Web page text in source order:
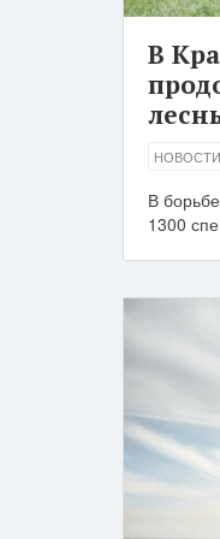
В
НОВОСТИ
В
1300